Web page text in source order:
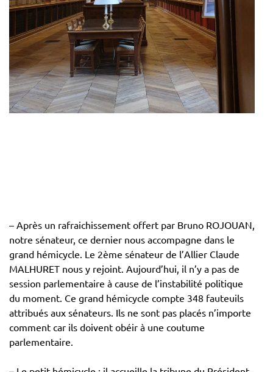
– Après un rafraichissement offert par Bruno ROJOUAN,
notre sénateur, ce dernier nous accompagne dans le
grand hémicycle. Le 2ème sénateur de l’Allier Claude
MALHURET nous y rejoint. Aujourd’hui, il n’y a pas de
session parlementaire à cause de l’instabilité politique
du moment. Ce grand hémicycle compte 348 fauteuils
attribués aux sénateurs. Ils ne sont pas placés n’importe
comment car ils doivent obéir à une coutume
parlementaire.